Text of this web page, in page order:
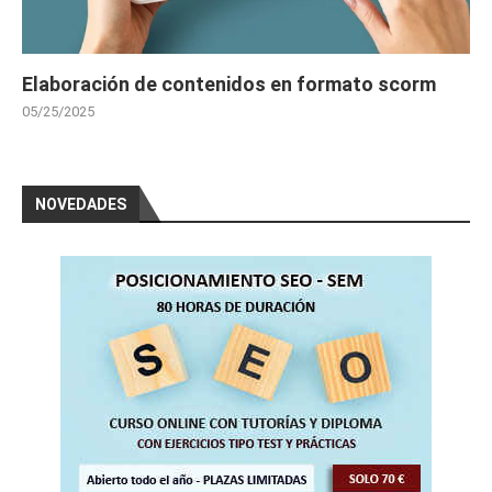
Elaboración de contenidos en formato scorm
05/25/2025
NOVEDADES